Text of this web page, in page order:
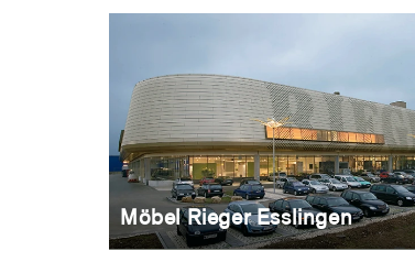
Möbel Rieger Esslingen